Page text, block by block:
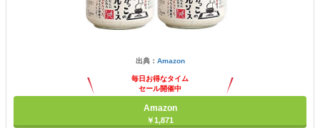
出典： Amazon
毎日お得なタイム
セール開催中
Amazon
￥1,871